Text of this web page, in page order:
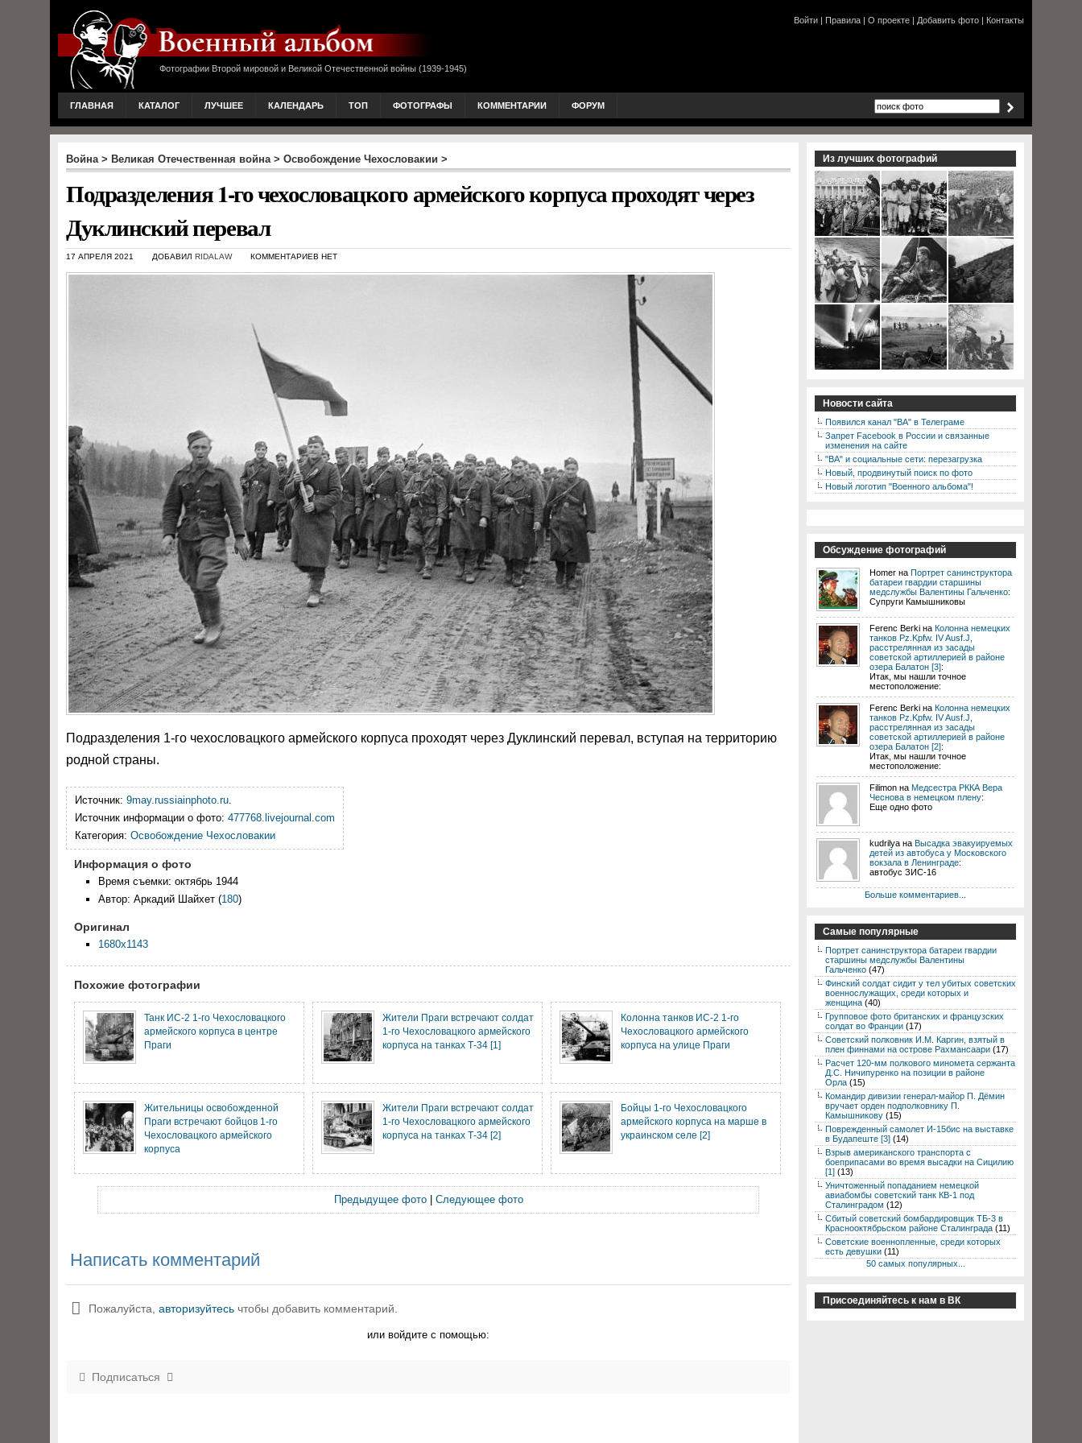
Фотографии Второй мировой и Великой Отечественной войны (1939-1945)
Войти | Правила | О проекте | Добавить фото | Контакты
ГЛАВНАЯ КАТАЛОГ ЛУЧШЕЕ КАЛЕНДАРЬ ТОП ФОТОГРАФЫ КОММЕНТАРИИ ФОРУМ
Война> Великая Отечественная война> Освобождение Чехословакии >
Подразделения 1-го чехословацкого армейского корпуса проходят через
Дуклинский перевал
17 АПРЕЛЯ 2021 ДОБАВИЛ RIDALAW КОММЕНТАРИЕВ НЕТ
Подразделения 1-го чехословацкого армейского корпуса проходят через Дуклинский перевал, вступая на территорию
родной страны.
Источник: 9may.russiainphoto.ru.
Источник информации о фото: 477768.livejournal.com
Категория: Освобождение Чехословакии
Информация о фото
Время съемки: октябрь 1944
Автор: Аркадий Шайхет (180)
Оригинал
1680x1143
Похожие фотографии
Танк ИС-2 1-го Чехословацкого
армейского корпуса в центре
Праги
Жители Праги встречают солдат
1-го Чехословацкого армейского
корпуса на танках Т-34 [1]
Колонна танков ИС-2 1-го
Чехословацкого армейского
корпуса на улице Праги
Жительницы освобожденной
Праги встречают бойцов 1-го
Чехословацкого армейского
корпуса
Жители Праги встречают солдат
1-го Чехословацкого армейского
корпуса на танках Т-34 [2]
Бойцы 1-го Чехословацкого
армейского корпуса на марше в
украинском селе [2]
Предыдущее фото| Следующее фото
Написать комментарий
Пожалуйста, авторизуйтесь чтобы добавить комментарий.
или войдите с помощью:
Подписаться
Из лучших фотографий
Новости сайта
Появился канал "ВА" в Телеграме
Запрет Facebook в России и связанные
изменения на сайте
"ВА" и социальные сети: перезагрузка
Новый, продвинутый поиск по фото
Новый логотип "Военного альбома"!
Обсуждение фотографий
Homer на Портрет санинструктора
батареи гвардии старшины
медслужбы Валентины Гальченко:
Супруги Камышниковы
Ferenc Berki на Колонна немецких
танков Pz.Kpfw. IV Ausf.J,
расстрелянная из засады
советской артиллерией в районе
озера Балатон [3]:
Итак, мы нашли точное
местоположение:
Ferenc Berki на Колонна немецких
танков Pz.Kpfw. IV Ausf.J,
расстрелянная из засады
советской артиллерией в районе
озера Балатон [2]:
Итак, мы нашли точное
местоположение:
Filimon на Медсестра РККА Вера
Чеснова в немецком плену:
Еще одно фото
kudrilya на Высадка эвакуируемых
детей из автобуса у Московского
вокзала в Ленинграде:
автобус ЗИС-16
Больше комментариев...
Самые популярные
Портрет санинструктора батареи гвардии
старшины медслужбы Валентины
Гальченко (47)
Финский солдат сидит у тел убитых советских
военнослужащих, среди которых и
женщина (40)
Групповое фото британских и французских
солдат во Франции (17)
Советский полковник И.М. Каргин, взятый в
плен финнами на острове Рахмансаари (17)
Расчет 120-мм полкового миномета сержанта
Д.С. Ничипуренко на позиции в районе
Орла (15)
Командир дивизии генерал-майор П. Дёмин
вручает орден подполковнику П.
Камышникову (15)
Поврежденный самолет И-15бис на выставке
в Будапеште [3] (14)
Взрыв американского транспорта с
боеприпасами во время высадки на Сицилию
[1] (13)
Уничтоженный попаданием немецкой
авиабомбы советский танк КВ-1 под
Сталинградом (12)
Сбитый советский бомбардировщик ТБ-3 в
Краснооктябрьском районе Сталинграда (11)
Советские военнопленные, среди которых
есть девушки (11)
50 самых популярных...
Присоединяйтесь к нам в ВК